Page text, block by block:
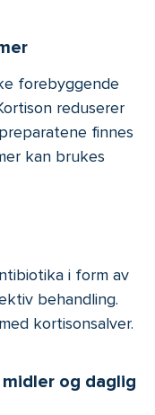
forebyggende
reduserer
finnes
kan brukes
i form av
behandling.
kortisonsalver.
og daglig